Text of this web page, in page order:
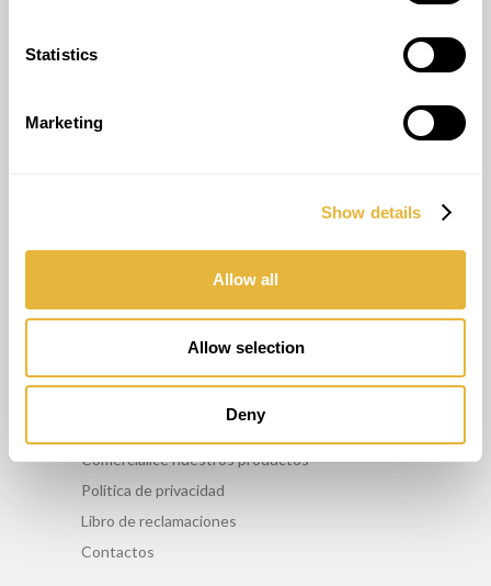
Statistics
Marketing
Show details
Allow all
Allow selection
Deny
(Llamada de red móvil internacional)
Mantenimiento
Comercialice nuestros productos
Política de privacidad
Libro de reclamaciones
Contactos